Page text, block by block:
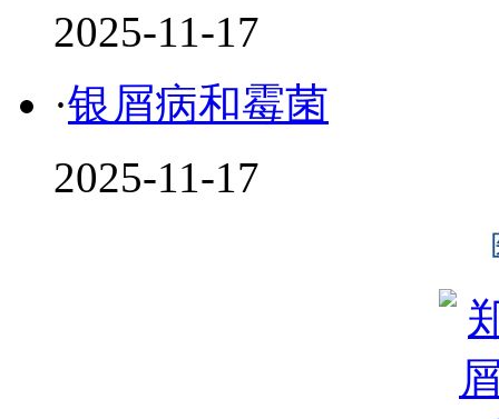
2025-11-17
·银屑病和霉菌
2025-11-17